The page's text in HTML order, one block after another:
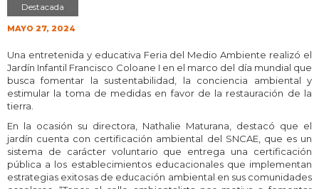
Destacada
MAYO 27, 2024
Una entretenida y educativa Feria del Medio Ambiente realizó el
Jardín Infantil Francisco Coloane I en el marco del día mundial que
busca fomentar la sustentabilidad, la conciencia ambiental y
estimular la toma de medidas en favor de la restauración de la
tierra.
En la ocasión su directora, Nathalie Maturana, destacó que el
jardín cuenta con certificación ambiental del SNCAE, que es un
sistema de carácter voluntario que entrega una certificación
pública a los establecimientos educacionales que implementan
estrategias exitosas de educación ambiental en sus comunidades